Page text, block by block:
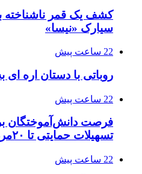
کشف یک قمر ناشناخته
سیارک «نیسا»
22 ساعت پیش
روباتی با دستان اره
22 ساعت پیش
فرصت دانش‌آموختگان
تسهیلات حمایتی تا ۲۰مرداد
22 ساعت پیش